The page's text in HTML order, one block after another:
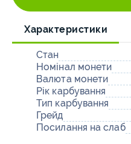
Характеристики
Стан
Номінал монети
Валюта монети
Рік карбування
Тип карбування
Грейд
Посилання на слаб